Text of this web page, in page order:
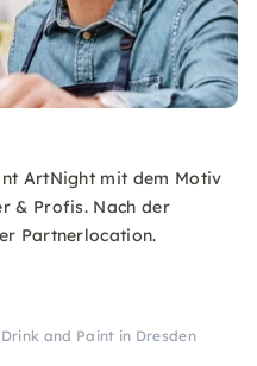
ArtNight mit dem Motiv
& Profis. Nach der
Partnerlocation.
Drink and Paint in Dresden